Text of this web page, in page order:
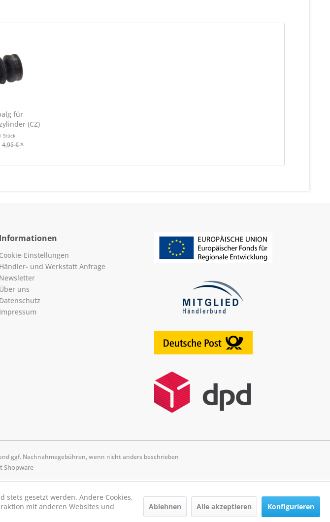
für
(CZ)
Stück
4,95 € *
Informationen
Cookie-Einstellungen
Händler- und Werkstatt Anfrage
Newsletter
Über uns
Datenschutz
Impressum
ggf. Nachnahmegebühren, wenn nicht anders beschrieben
Shopware
gesetzt werden. Andere Cookies,
mit anderen Websites und
Ablehnen Alle akzeptieren Konfigurieren